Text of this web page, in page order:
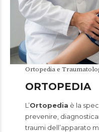
Ortopedia e
ORTOPEDIA
L’Ortopedia è la
prevenire,
traumi dell’apparato